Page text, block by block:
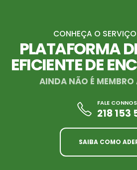
CONHEÇA O
PLATAFORMA
EFICIENTE DE
AINDA NÃO É MEMBRO
FALE
218 153
SAIBA COMO